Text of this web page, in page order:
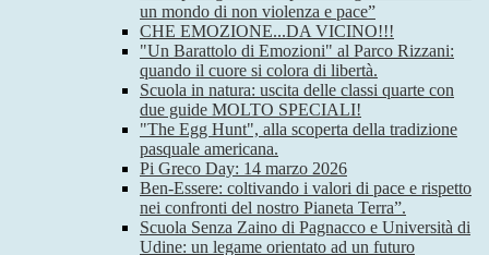
un mondo di non violenza e pace”
CHE EMOZIONE...DA VICINO!!!
"Un Barattolo di Emozioni" al Parco Rizzani:
quando il cuore si colora di libertà.
Scuola in natura: uscita delle classi quarte con
due guide MOLTO SPECIALI!
"The Egg Hunt", alla scoperta della tradizione
pasquale americana.
Pi Greco Day: 14 marzo 2026
Ben-Essere: coltivando i valori di pace e rispetto
nei confronti del nostro Pianeta Terra”.
Scuola Senza Zaino di Pagnacco e Università di
Udine: un legame orientato ad un futuro